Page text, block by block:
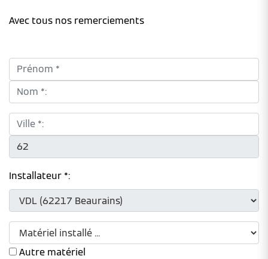
Avec tous nos remerciements
Prénom *:
Nom *:
Ville *:
CP *:
Installateur *:
Autre matériel